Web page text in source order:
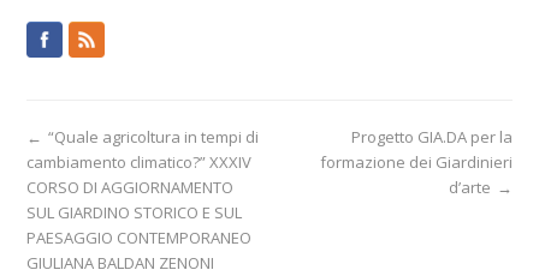
Progetto GIA.DA per la
formazione dei Giardinieri
d’arte →
← “Quale agricoltura in tempi di
cambiamento climatico?” XXXIV
CORSO DI AGGIORNAMENTO
SUL GIARDINO STORICO E SUL
PAESAGGIO CONTEMPORANEO
GIULIANA BALDAN ZENONI